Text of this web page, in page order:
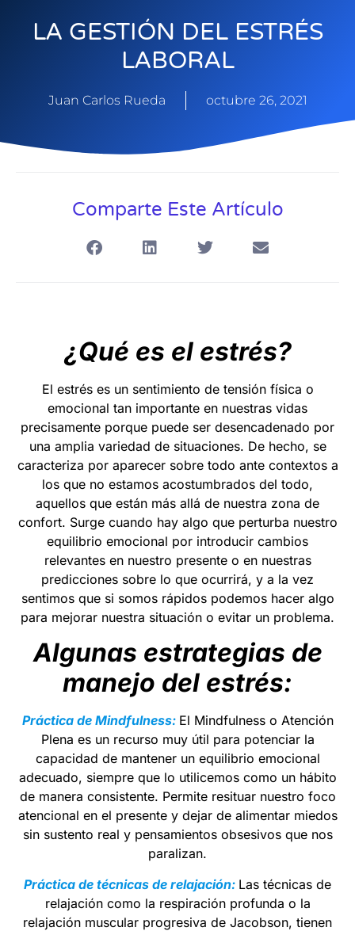
LA GESTIÓN DEL ESTRÉS
LABORAL
Juan Carlos Rueda octubre 26, 2021
Comparte Este Artículo
¿Qué es el estrés?
El estrés es un sentimiento de tensión física o
emocional tan importante en nuestras vidas
precisamente porque puede ser desencadenado por
una amplia variedad de situaciones. De hecho, se
caracteriza por aparecer sobre todo ante contextos a
los que no estamos acostumbrados del todo,
aquellos que están más allá de nuestra zona de
confort. Surge cuando hay algo que perturba nuestro
equilibrio emocional por introducir cambios
relevantes en nuestro presente o en nuestras
predicciones sobre lo que ocurrirá, y a la vez
sentimos que si somos rápidos podemos hacer algo
para mejorar nuestra situación o evitar un problema.
Algunas estrategias de
manejo del estrés:
Práctica de Mindfulness: El Mindfulness o Atención
Plena es un recurso muy útil para potenciar la
capacidad de mantener un equilibrio emocional
adecuado, siempre que lo utilicemos como un hábito
de manera consistente. Permite resituar nuestro foco
atencional en el presente y dejar de alimentar miedos
sin sustento real y pensamientos obsesivos que nos
paralizan.
Práctica de técnicas de relajación: Las técnicas de
relajación como la respiración profunda o la
relajación muscular progresiva de Jacobson, tienen